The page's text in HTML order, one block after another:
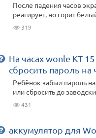
После падения часов
реагирует, но горит
319
На часах wonle KT
сбросить пароль на
Ребёнок забыл пароль
или сбросить до
431
аккумулятор для